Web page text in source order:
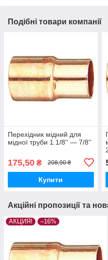
Подібні товари компанії
Перехідник мідний для
мідної труби 1.1/8'' — 7/8''
175,50 ₴ 208,90 ₴
Купити
Акційні пропозиції та
АКЦИЯ! –16%